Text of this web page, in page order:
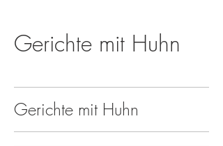
Gerichte mit Huhn
Gerichte mit Huhn